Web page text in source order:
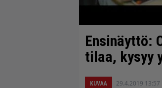
Ensinäyttö:
tilaa, kysyy
KUVAA 29.4.2019 13:57